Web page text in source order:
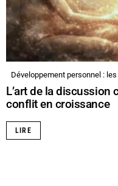
Développement personnel :
L’art de la
conflit en croissance
LIRE